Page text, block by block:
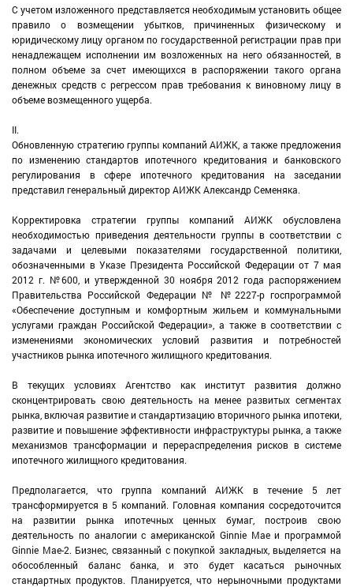
С учетом изложенного представляется необходимым установить общее
правило о возмещении убытков, причиненных физическому и
юридическому лицу органом по государственной регистрации прав при
ненадлежащем исполнении им возложенных на него обязанностей, в
полном объеме за счет имеющихся в распоряжении такого органа
денежных средств с регрессом прав требования к виновному лицу в
объеме возмещенного ущерба.
II.
Обновленную стратегию группы компаний АИЖК, а также предложения
по изменению стандартов ипотечного кредитования и банковского
регулирования в сфере ипотечного кредитования на заседании
представил генеральный директор АИЖК Александр Семеняка.
Корректировка стратегии группы компаний АИЖК обусловлена
необходимостью приведения деятельности группы в соответствии с
задачами и целевыми показателями государственной политики,
обозначенными в Указе Президента Российской Федерации от 7 мая
2012 г. №600, и утвержденной 30 ноября 2012 года распоряжением
Правительства Российской Федерации № №2227-р госпрограммой
«Обеспечение доступным и комфортным жильем и коммунальными
услугами граждан Российской Федерации», а также в соответствии с
изменениями экономических условий развития и потребностей
участников рынка ипотечного жилищного кредитования.
В текущих условиях Агентство как институт развития должно
сконцентрировать свою деятельность на менее развитых сегментах
рынка, включая развитие и стандартизацию вторичного рынка ипотеки,
развитие и повышение эффективности инфраструктуры рынка, а также
механизмов трансформации и перераспределения рисков в системе
ипотечного жилищного кредитования.
Предполагается, что группа компаний АИЖК в течение 5 лет
трансформируется в 5 компаний. Головная компания сосредоточится
на развитии рынка ипотечных ценных бумаг, построив свою
деятельность по аналогии с американской Ginnie Mae и программой
Ginnie Mae-2. Бизнес, связанный с покупкой закладных, выделяется на
обособленный баланс банка, и это будет касаться рыночных
стандартных продуктов. Планируется, что нерыночными продуктами